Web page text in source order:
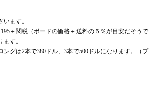
ます。
＋関税（ボードの価格＋送料の５％が目安だそうで
す。
ングは2本で380ドル、3本で500ドルになります。（プ